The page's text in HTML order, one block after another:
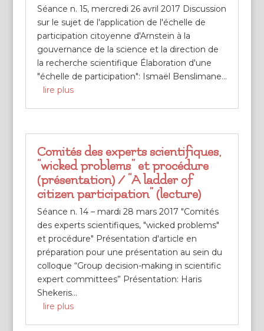
Séance n. 15, mercredi 26 avril 2017 Discussion
sur le sujet de l'application de l'échelle de
participation citoyenne d'Arnstein à la
gouvernance de la science et la direction de
la recherche scientifique Élaboration d'une
"échelle de participation": Ismaël Benslimane...
lire plus
Comités des experts scientifiques,
“wicked problems” et procédure
(présentation) / “A ladder of
citizen participation” (lecture)
Séance n. 14 – mardi 28 mars 2017 "Comités
des experts scientifiques, "wicked problems"
et procédure" Présentation d'article en
préparation pour une présentation au sein du
colloque “Group decision-making in scientific
expert committees” Présentation: Haris
Shekeris...
lire plus